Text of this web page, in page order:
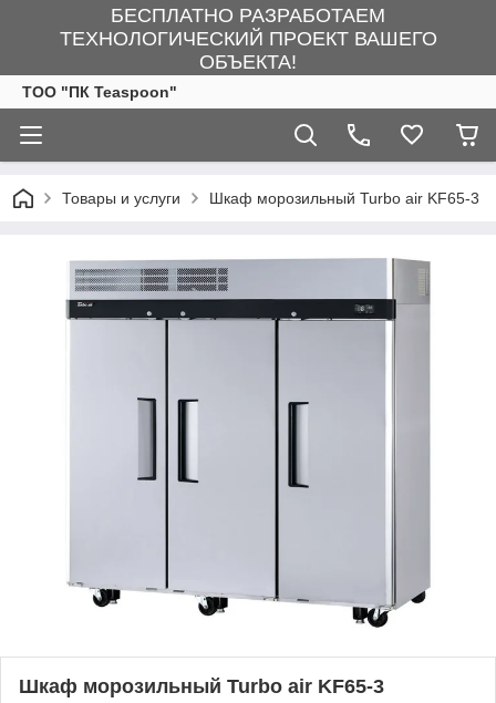
БЕСПЛАТНО РАЗРАБОТАЕМ
ТЕХНОЛОГИЧЕСКИЙ ПРОЕКТ ВАШЕГО
ОБЪЕКТА!
ТОО "ПК Teaspoon"
Товары и услуги Шкаф морозильный Turbo air KF65-3
Шкаф морозильный Turbo air KF65-3